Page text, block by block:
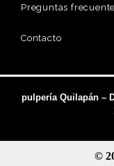
Preguntas
Contacto
pulpería Quilapán –
©